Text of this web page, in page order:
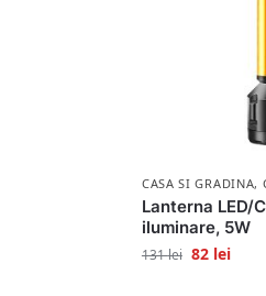
CASA SI GRADINA,
Lanterna LED/
iluminare, 5W
131lei 82 lei